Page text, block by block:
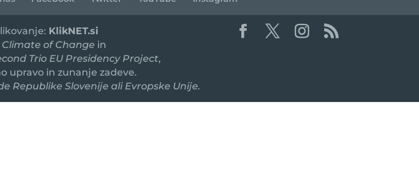
KlikNET.si
Climate of Change in
Trio EU Presidency Project,
upravo in zunanje zadeve.
Republike Slovenije ali Evropske Unije.